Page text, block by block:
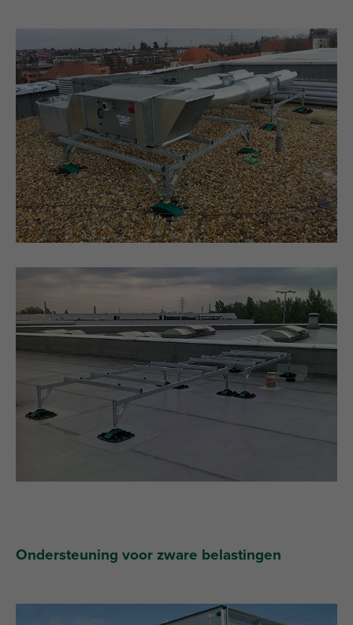
Ondersteuning voor zware belastingen